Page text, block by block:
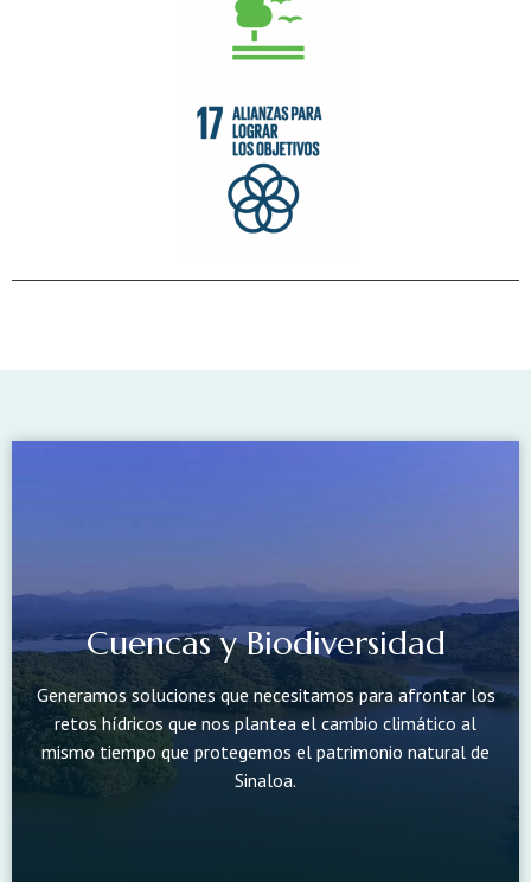
Cuencas y Biodiversidad
Generamos soluciones que necesitamos para afrontar los
retos hídricos que nos plantea el cambio climático al
mismo tiempo que protegemos el patrimonio natural de
Sinaloa.